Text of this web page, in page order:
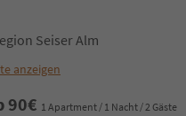
Seiser Alm
anzeigen
90€ 1 Apartment / 1 Nacht / 2 Gäste